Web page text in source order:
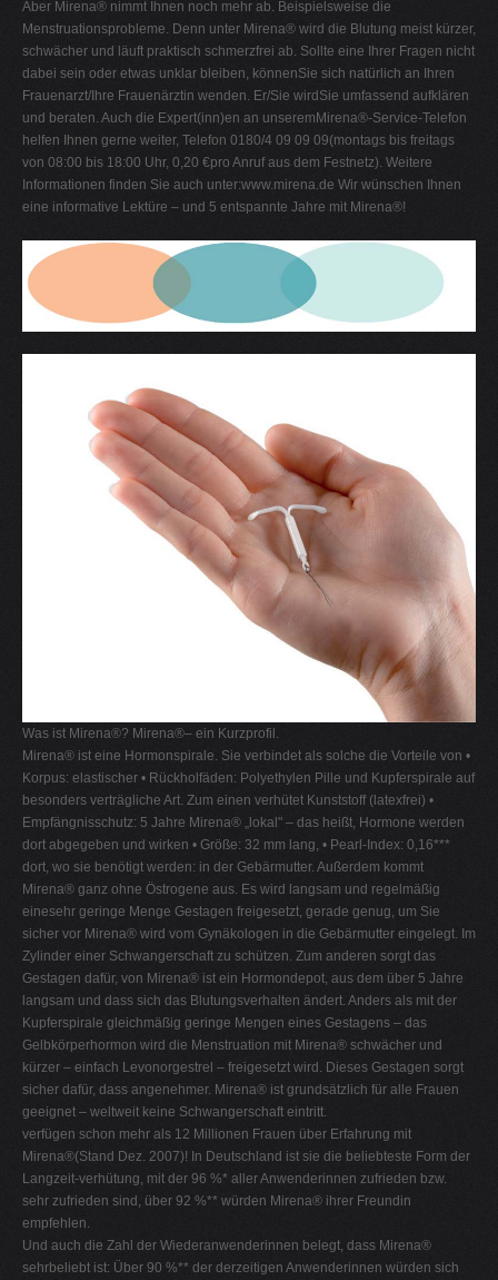
Aber Mirena® nimmt Ihnen noch mehr ab. Beispielsweise die
Menstruationsprobleme. Denn unter Mirena® wird die Blutung meist kürzer,
schwächer und läuft praktisch schmerzfrei ab. Sollte eine Ihrer Fragen nicht
dabei sein oder etwas unklar bleiben, könnenSie sich natürlich an Ihren
Frauenarzt/Ihre Frauenärztin wenden. Er/Sie wirdSie umfassend aufklären
und beraten. Auch die Expert(inn)en an unseremMirena®-Service-Telefon
helfen Ihnen gerne weiter, Telefon 0180/4 09 09 09(montags bis freitags
von 08:00 bis 18:00 Uhr, 0,20 €pro Anruf aus dem Festnetz). Weitere
Informationen finden Sie auch unter:www.mirena.de Wir wünschen Ihnen
eine informative Lektüre – und 5 entspannte Jahre mit Mirena®!
Was ist Mirena®? Mirena®– ein Kurzprofil.
Mirena® ist eine Hormonspirale. Sie verbindet als solche die Vorteile von •
Korpus: elastischer • Rückholfäden: Polyethylen Pille und Kupferspirale auf
besonders verträgliche Art. Zum einen verhütet Kunststoff (latexfrei) •
Empfängnisschutz: 5 Jahre Mirena® „lokal" – das heißt, Hormone werden
dort abgegeben und wirken • Größe: 32 mm lang, • Pearl-Index: 0,16***
dort, wo sie benötigt werden: in der Gebärmutter. Außerdem kommt
Mirena® ganz ohne Östrogene aus. Es wird langsam und regelmäßig
einesehr geringe Menge Gestagen freigesetzt, gerade genug, um Sie
sicher vor Mirena® wird vom Gynäkologen in die Gebärmutter eingelegt. Im
Zylinder einer Schwangerschaft zu schützen. Zum anderen sorgt das
Gestagen dafür, von Mirena® ist ein Hormondepot, aus dem über 5 Jahre
langsam und dass sich das Blutungsverhalten ändert. Anders als mit der
Kupferspirale gleichmäßig geringe Mengen eines Gestagens – das
Gelbkörperhormon wird die Menstruation mit Mirena® schwächer und
kürzer – einfach Levonorgestrel – freigesetzt wird. Dieses Gestagen sorgt
sicher dafür, dass angenehmer. Mirena® ist grundsätzlich für alle Frauen
geeignet – weltweit keine Schwangerschaft eintritt.
verfügen schon mehr als 12 Millionen Frauen über Erfahrung mit
Mirena®(Stand Dez. 2007)! In Deutschland ist sie die beliebteste Form der
Langzeit-verhütung, mit der 96 %* aller Anwenderinnen zufrieden bzw.
sehr zufrieden sind, über 92 %** würden Mirena® ihrer Freundin
empfehlen.
Und auch die Zahl der Wiederanwenderinnen belegt, dass Mirena®
sehrbeliebt ist: Über 90 %** der derzeitigen Anwenderinnen würden sich